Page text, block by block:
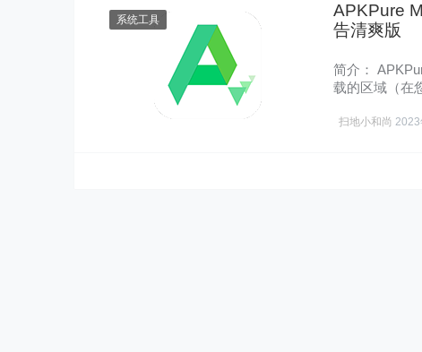
系统工具
APKPure
告清爽版
简介：
载的区域（在
扫地小和尚 2023